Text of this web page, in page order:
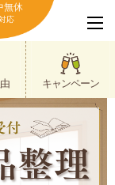
無休
応
キャンペーン